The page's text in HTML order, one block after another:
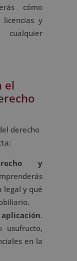
cómo
y
cualquier
el
derecho
y
legal y qué
.
usufructo,
en la